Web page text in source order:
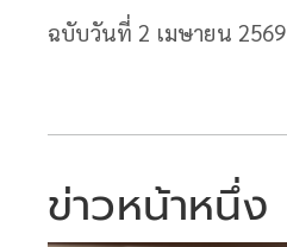
ฉบับวันที่ 2 เมษายน 2569
ข่าวหน้าหนึ่ง